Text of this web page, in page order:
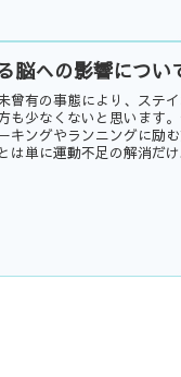
脳への影響につい
曾有の事態により、ステ
も少なくないと思います
キングやランニングに励
は単に運動不足の解消だけ